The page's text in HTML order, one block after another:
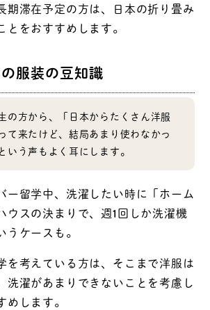
期滞在予定の方は、日本の折り畳み
をおすすめします。
服装の豆知識
の方から、「日本からたくさん洋服
て来たけど、結局あまり使わなかっ
いう声もよく耳にします。
ー留学中、洗濯したい時に「ホーム
ウスの決まりで、週1回しか洗濯機
うケースも。
を考えている方は、そこまで洋服は
洗濯があまりできないことを考慮し
します。